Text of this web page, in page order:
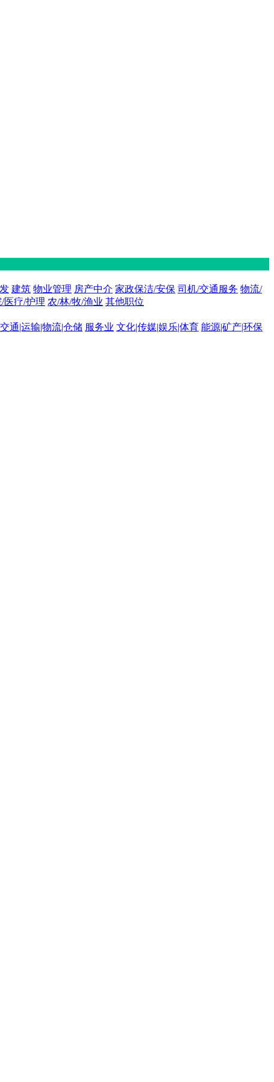
建筑 物业管理 房产中介 家政保洁/安保 司机/交通服务 物流/
/医疗/护理 农/林/牧/渔业 其他职位
交通|运输|物流|仓储 服务业 文化|传媒|娱乐|体育 能源|矿产|环保